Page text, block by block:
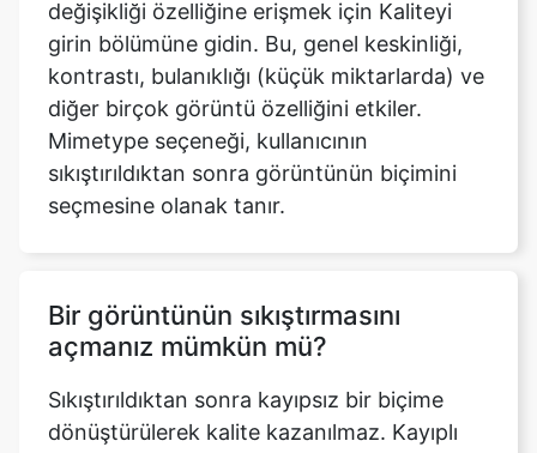
diğer birçok görüntü özelliğini etkiler.
Mimetype seçeneği, kullanıcının
sıkıştırıldıktan sonra görüntünün biçimini
seçmesine olanak tanır.
Bir görüntünün sıkıştırmasını
Sıkıştırıldıktan sonra kayıpsız bir biçime
dönüştürülerek kalite kazanılmaz. Kayıplı
kurtarılamayacak bilgileri atar. Bu, bir
görüntünün sıkıştırıldıktan sonra